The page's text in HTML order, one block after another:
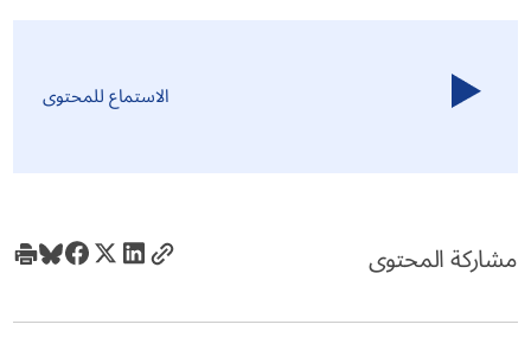
الاستماع للمحتوى
مشاركة المحتوى